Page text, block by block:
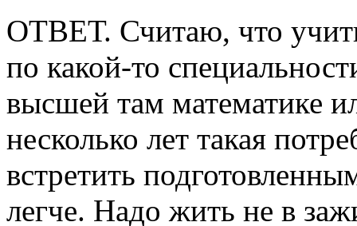
ОТВЕТ. Считаю, что
по какой-то
высшей там математике
несколько лет такая
встретить
легче. Надо жить не в